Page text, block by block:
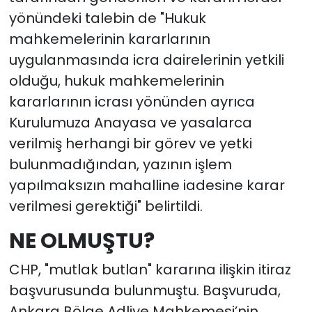
yönündeki talebin de "Hukuk
mahkemelerinin kararlarının
uygulanmasında icra dairelerinin yetkili
olduğu, hukuk mahkemelerinin
kararlarının icrası yönünden ayrıca
Kurulumuza Anayasa ve yasalarca
verilmiş herhangi bir görev ve yetki
bulunmadığından, yazının işlem
yapılmaksızın mahalline iadesine karar
verilmesi gerektiği" belirtildi.
NE OLMUŞTU?
CHP, "mutlak butlan" kararına ilişkin itiraz
başvurusunda bulunmuştu. Başvuruda,